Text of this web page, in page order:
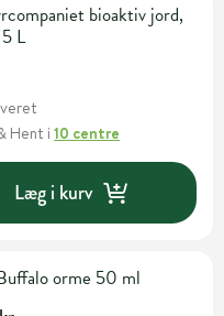
bioaktiv jord,
L
Hent i10 centre
Læg i kurv
Repto Buffalo orme 50 ml